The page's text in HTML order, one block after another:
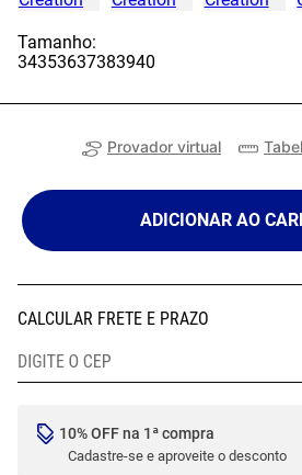
Tamanho:
34353637383940
Provador virtual
ADICIONAR AO
10% OFF na 1ª compra
Cadastre-se e aproveite o desconto